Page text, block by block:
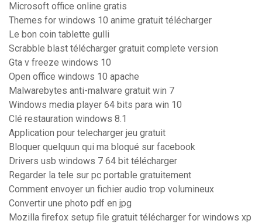
Microsoft office online gratis
Themes for windows 10 anime gratuit télécharger
Le bon coin tablette gulli
Scrabble blast télécharger gratuit complete version
Gta v freeze windows 10
Open office windows 10 apache
Malwarebytes anti-malware gratuit win 7
Windows media player 64 bits para win 10
Clé restauration windows 8.1
Application pour telecharger jeu gratuit
Bloquer quelquun qui ma bloqué sur facebook
Drivers usb windows 7 64 bit télécharger
Regarder la tele sur pc portable gratuitement
Comment envoyer un fichier audio trop volumineux
Convertir une photo pdf en jpg
Mozilla firefox setup file gratuit télécharger for windows xp